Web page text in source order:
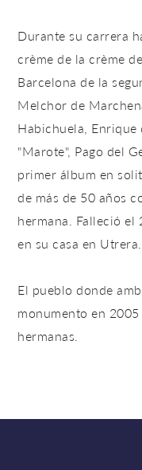
Durante su carrera
crème de la crème
Barcelona de la
Melchor de
Habichuela,
"Marote", Pago del
primer álbum en
de más de 50 años
hermana. Falleció
en su casa en Utrera.
El pueblo donde
monumento en
hermanas.